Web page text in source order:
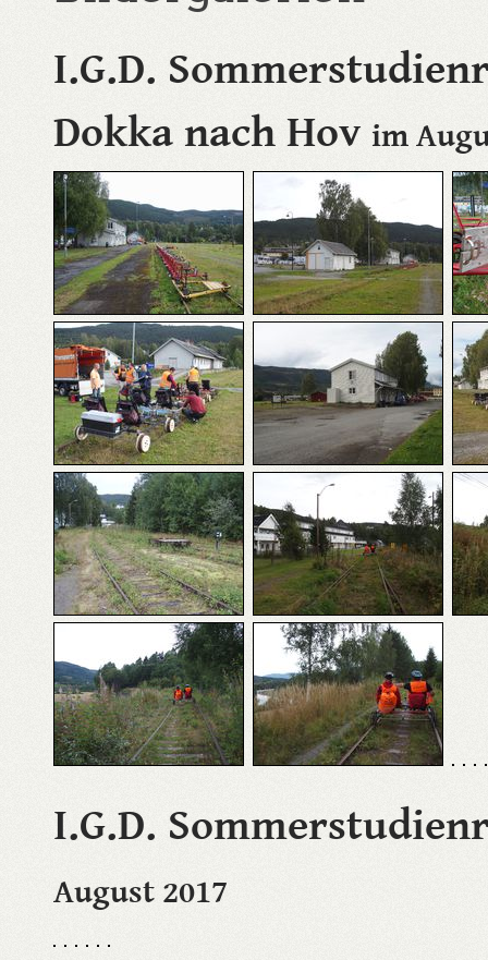
I.G.D.
Dokka nach Hov im
I.G.D.
August 2017